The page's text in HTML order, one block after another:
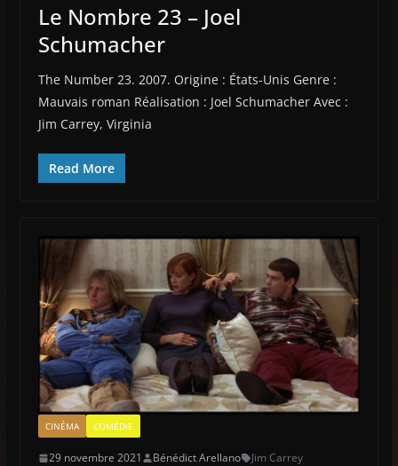
Le Nombre 23 – Joel
Schumacher
The Number 23. 2007. Origine : États-Unis Genre :
Mauvais roman Réalisation : Joel Schumacher Avec :
Jim Carrey, Virginia
Read More
CINÉMA COMÉDIE
29 novembre 2021 Bénédict Arellano Jim Carrey